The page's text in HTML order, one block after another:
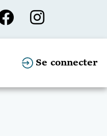
Se connecter